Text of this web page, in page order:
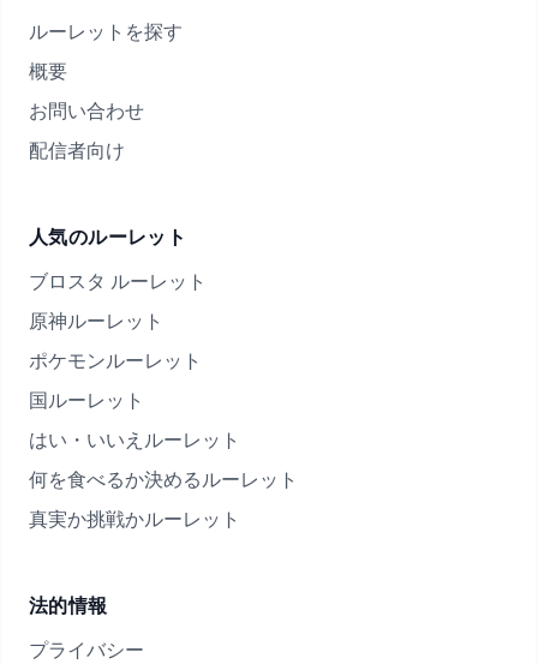
ルーレットを探す
概要
お問い合わせ
配信者向け
人気のルーレット
ブロスタ ルーレット
原神ルーレット
ポケモンルーレット
国ルーレット
はい・いいえルーレット
何を食べるか決めるルーレット
真実か挑戦かルーレット
法的情報
プライバシー